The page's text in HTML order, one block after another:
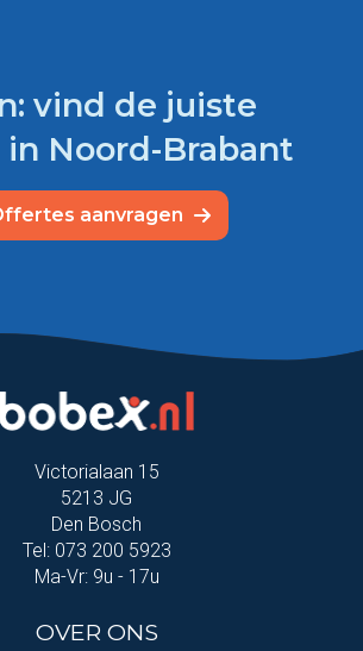
vind de juiste
Noord-Brabant
aanvragen
Victorialaan 15
5213 JG
Den Bosch
Tel: 073 200 5923
Ma-Vr: 9u - 17u
OVER ONS